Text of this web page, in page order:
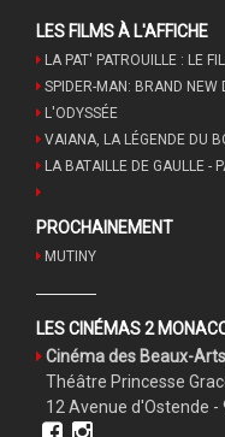
LES FILMS À L'AFFICHE
LA PAT' PATROUILLE : LE
SPIDER-MAN: BRAND NEW
L'ODYSSÉE
VAIANA, LA LÉGENDE DU
LA BATAILLE DE GAULLE -
PROCHAINEMENT
MUTINY
LES CINÉMAS 2
Cinéma des Beaux-Arts
Théâtre Princesse
12 Avenue d'Ostende -